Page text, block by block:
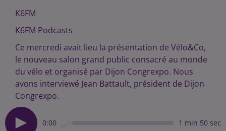
K6FM
K6FM Podcasts
Ce mercredi avait lieu la présentation de Vélo&Co,
le nouveau salon grand public consacré au monde
du vélo et organisé par Dijon Congrexpo. Nous
avons interviewé Jean Battault, président de Dijon
Congrexpo.
0:00 1 min 50 sec